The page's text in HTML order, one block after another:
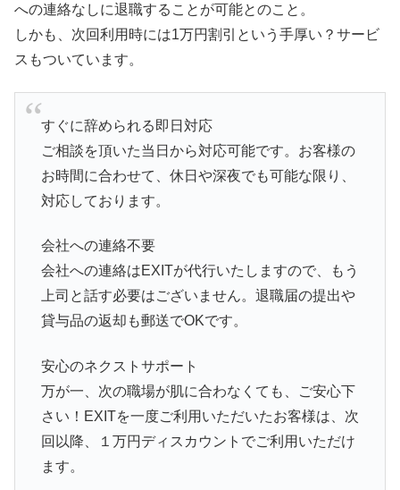
への連絡なしに退職することが可能とのこと。
しかも、次回利用時には1万円割引という手厚い？サービ
スもついています。
すぐに辞められる即日対応
ご相談を頂いた当日から対応可能です。お客様の
お時間に合わせて、休日や深夜でも可能な限り、
対応しております。
会社への連絡不要
会社への連絡はEXITが代行いたしますので、もう
上司と話す必要はございません。退職届の提出や
貸与品の返却も郵送でOKです。
安心のネクストサポート
万が一、次の職場が肌に合わなくても、ご安心下
さい！EXITを一度ご利用いただいたお客様は、次
回以降、１万円ディスカウントでご利用いただけ
ます。